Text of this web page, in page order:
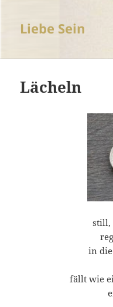
Liebe Sein
Lächeln
still,
in
fällt wie